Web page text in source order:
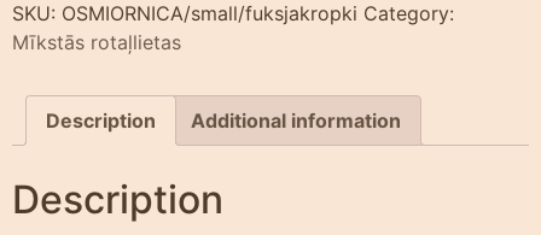
SKU: OSMIORNICA/small/fuksjakropki Category:
Mīkstās rotaļlietas
Description Additional information
Description